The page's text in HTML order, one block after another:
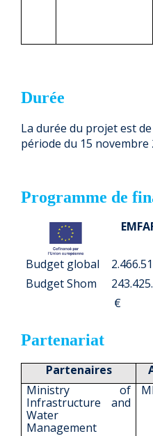
Durée
La durée du projet est
période du 15 novembre
Programme de
Budget global
Budget Shom
€
Partenariat
Partenaires
Ministry of
Infrastructure and
Water
Management